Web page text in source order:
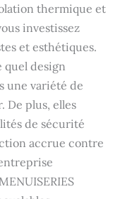
thermique et
investissez
et esthétiques.
quel design
une variété de
De plus, elles
de sécurité
accrue contre